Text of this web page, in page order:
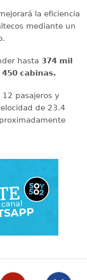
la eficiencia
mediante un
hasta 374 mil
450 cabinas.
pasajeros y
de 23.4